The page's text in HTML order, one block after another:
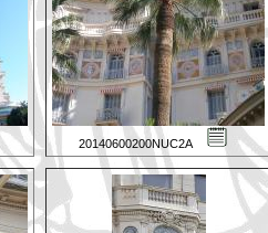
20140600200NUC2A